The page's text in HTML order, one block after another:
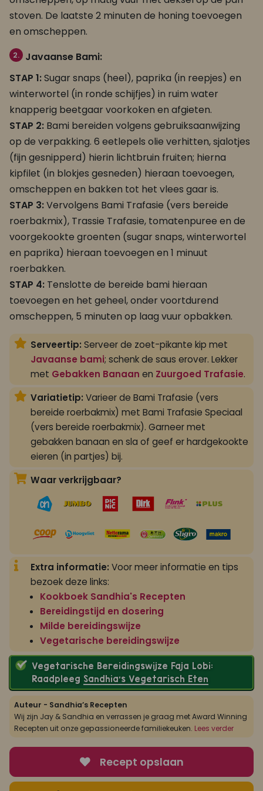
stoven. De laatste 2 minuten de honing toevoegen
en omscheppen.
2.
Javaanse Bami:
STAP 1:Sugar snaps (heel), paprika (in reepjes) en
winterwortel (in ronde schijfjes) in ruim water
knapperig beetgaar voorkoken en afgieten.
STAP 2: Bami bereiden volgens gebruiksaanwijzing
op de verpakking. 6 eetlepels olie verhitten, sjalotjes
(fijn gesnipperd) hierin lichtbruin fruiten; hierna
kipfilet (in blokjes gesneden) hieraan toevoegen,
omscheppen en bakken tot het vlees gaar is.
STAP 3:Vervolgens Bami Trafasie (vers bereide
roerbakmix), Trassie Trafasie, tomatenpuree en de
voorgekookte groenten (sugar snaps, winterwortel
en paprika) hieraan toevoegen en 1 minuut
roerbakken.
STAP 4: Tenslotte de bereide bami hieraan
toevoegen en het geheel, onder voortdurend
omscheppen, 5 minuten op laag vuur opbakken.
Serveertip: Serveer de zoet-pikante kip met
Javaanse bami; schenk de saus erover. Lekker
met Gebakken Banaan en Zuurgoed Trafasie.
Variatietip: Varieer de Bami Trafasie (vers
bereide roerbakmix) met Bami Trafasie Speciaal
(vers bereide roerbakmix). Garneer met
gebakken banaan en sla of geef er hardgekookte
eieren (in partjes) bij.
Waar verkrijgbaar?
Extra informatie: Voor meer informatie en tips
bezoek deze links:
Kookboek Sandhia's Recepten
Bereidingstijd en dosering
Milde bereidingswijze
Vegetarische bereidingswijze
Vegetarische Bereidingswijze Faja Lobi:
Raadpleeg Sandhia’s Vegetarisch Eten
Auteur - Sandhia’s Recepten
Wij zijn Jay & Sandhia en verrassen je graag met Award Winning
Recepten uit onze gepassioneerde familiekeuken. Lees verder
Recept opslaan